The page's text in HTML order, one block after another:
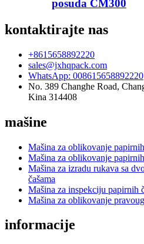
posuda CM300
kontaktirajte nas
+8615658892220
sales@jxhqpack.com
WhatsApp: 008615658892220
No. 389 Changhe Road,
Kina 314408
mašine
Mašina za oblikovanje
Mašina za oblikovanje
Mašina za izradu rukava sa
čašama
Mašina za inspekciju papirnih
Mašina za oblikovanje
informacije